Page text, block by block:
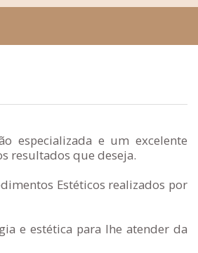
especializada e um excelente
resultados que deseja.
Estéticos realizados por
e estética para lhe atender da